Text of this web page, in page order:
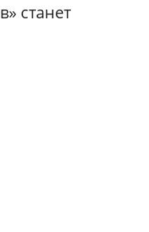
станет